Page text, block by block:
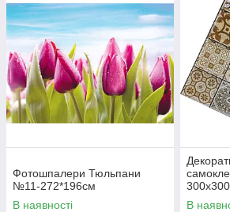
Фотошпалери Тюльпани
№11-272*196см
В наявності
(СПП-
В